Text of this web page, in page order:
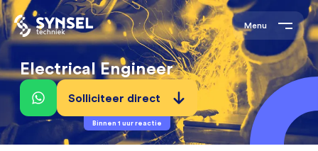
Menu
Electrical Engineer
Solliciteer direct
Binnen 1 uur reactie